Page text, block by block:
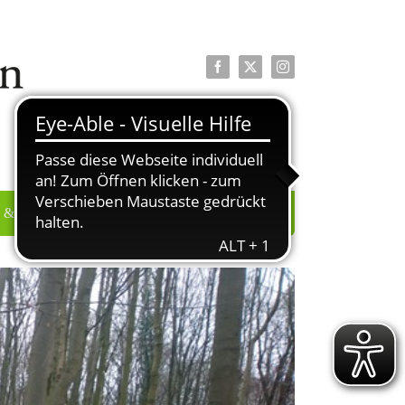
Facebook
X Instagram
PRESSE